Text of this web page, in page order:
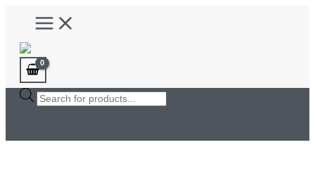
innehåll
Main
Menu
Products
search